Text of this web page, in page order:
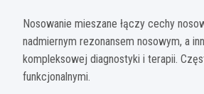
Nosowanie mieszane łączy cechy
nadmiernym rezonansem nosowym, a
kompleksowej diagnostyki i terapii.
funkcjonalnymi.